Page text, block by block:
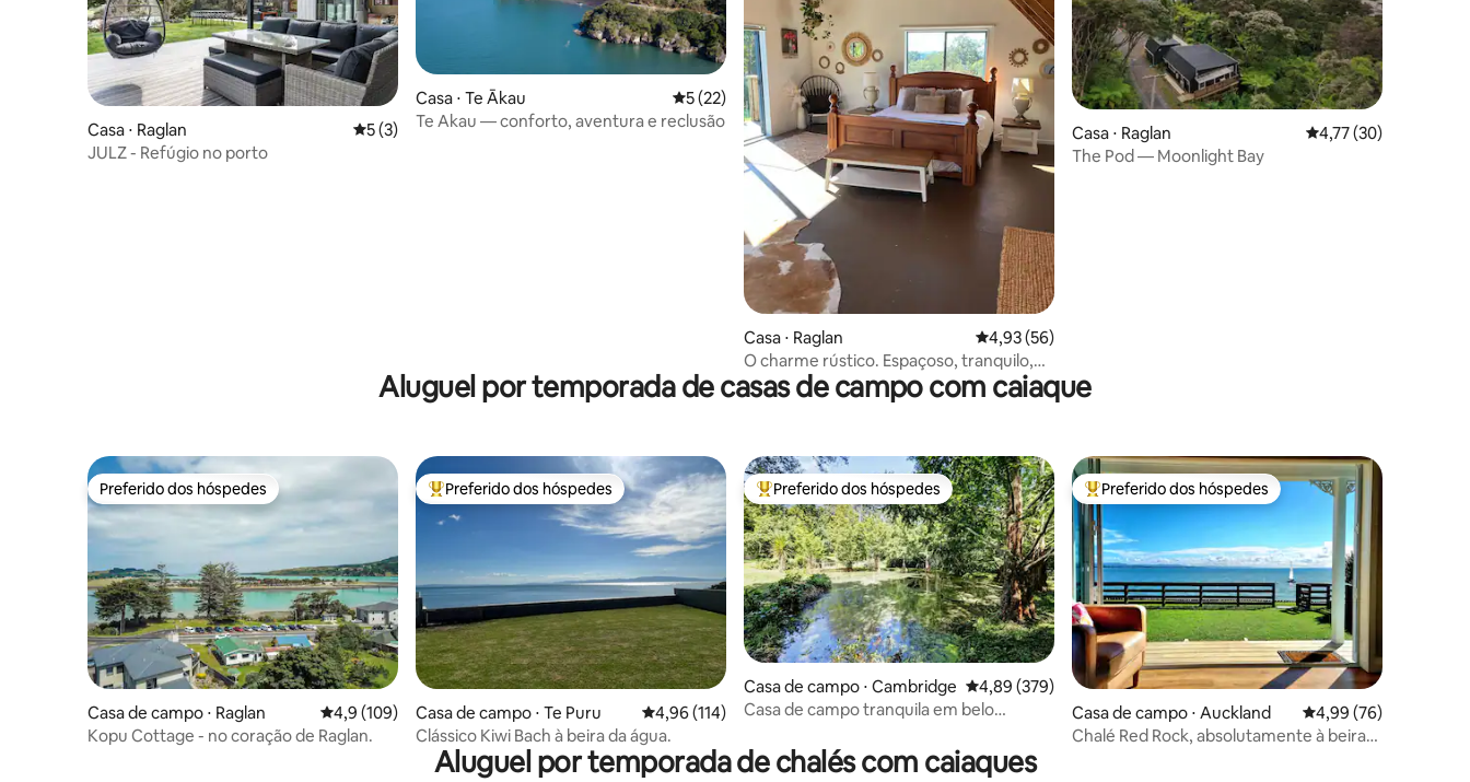
Casa ⋅ Raglan 5 de uma avaliação média de 5, 3 avaliações
5 (3)
JULZ - Refúgio no porto
Casa ⋅ Te Ākau 5 de uma avaliação média de 5, 22 avaliações
5 (22)
Te Akau — conforto, aventura e reclusão
Casa ⋅ Raglan 4,93 de uma avaliação média de 5, 56 avaliações
4,93 (56)
O charme rústico. Espaçoso, tranquilo,
privado, natureza
Casa ⋅ Raglan 4,77 de uma
4,77 (30)
The Pod — Moonlight Bay
Aluguel por temporada de casas de campo com caiaque
Preferido dos hóspedes
Preferido dos hóspedes
Casa de campo ⋅ Raglan 4,9 de uma avaliação média de 5, 109 avaliações
4,9 (109)
Kopu Cottage - no coração de Raglan.
Entre os melhores preferidos dos hóspedes
Preferido dos hóspedes
Casa de campo ⋅ Te Puru 4,96 de uma avaliação média de 5, 114 avaliações
4,96 (114)
Clássico Kiwi Bach à beira da água.
Entre os melhores preferidos dos hóspedes
Preferido dos hóspedes
Casa de campo ⋅ Cambridge 4,89 de uma avaliação média de 5, 379 avaliações
4,89 (379)
Casa de campo tranquila em belo
Entre os melhores preferidos dos hóspedes
Preferido dos hóspedes
Casa de campo ⋅ Auckland 4,99 de uma
4,99 (76)
Chalé Red Rock, absolutamente à beira-
Aluguel por temporada de chalés com caiaques